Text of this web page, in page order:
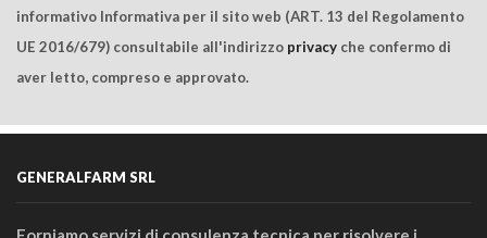
informativo Informativa per il sito web (ART. 13 del Regolamento
UE 2016/679) consultabile all'indirizzo privacy che confermo di
aver letto, compreso e approvato.
GENERALFARM SRL